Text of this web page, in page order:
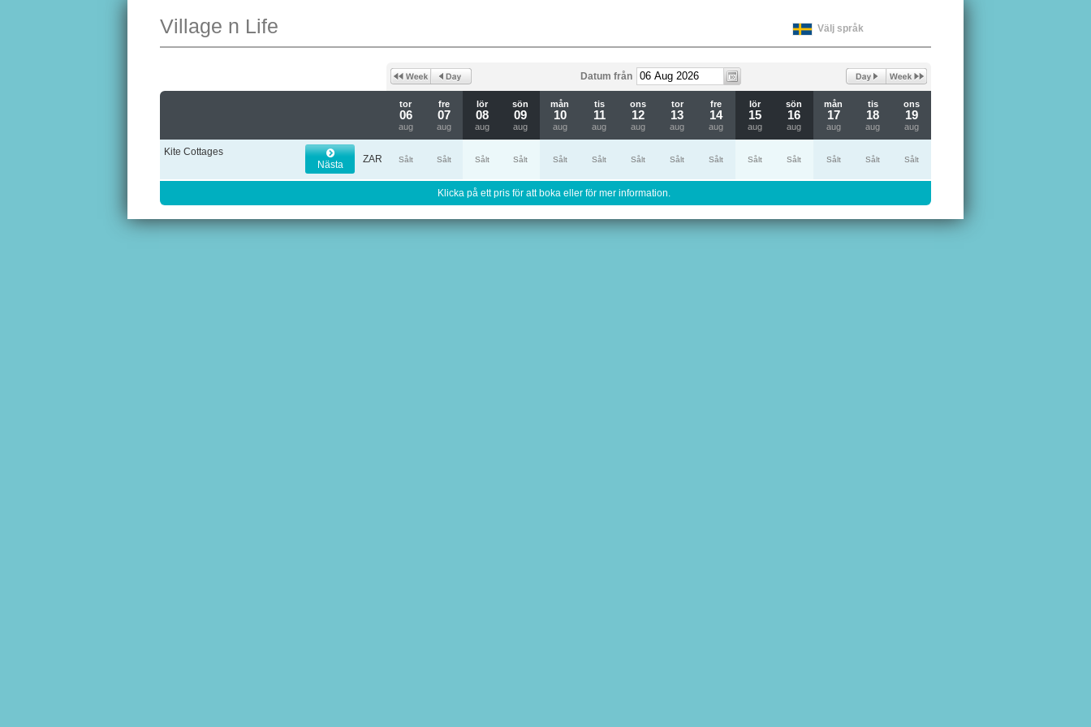
Välj språk
Village n Life
Datum från
tor
06
aug
fre
07
aug
lör
08
aug
sön
09
aug
mån
10
aug
tis
11
aug
ons
12
aug
tor
13
aug
fre
14
aug
lör
15
aug
sön
16
aug
mån
17
aug
tis
18
aug
ons
19
aug
Kite Cottages
Nästa
ZAR Sålt Sålt Sålt Sålt Sålt Sålt Sålt Sålt Sålt Sålt Sålt Sålt Sålt Sålt
Klicka på ett pris för att boka eller för mer information.